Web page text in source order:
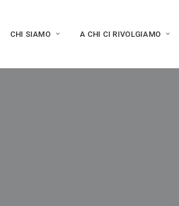
CHI SIAMO A CHI CI RIVOLGIAMO